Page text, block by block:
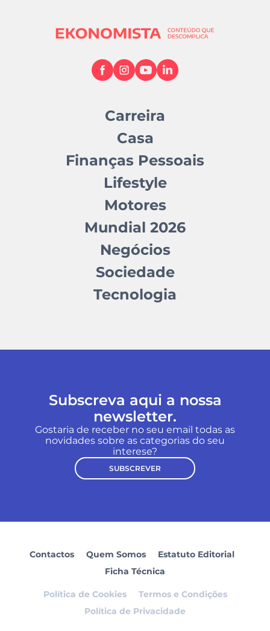
Carreira
Casa
Finanças Pessoais
Lifestyle
Motores
Mundial 2026
Negócios
Sociedade
Tecnologia
Subscreva aqui a nossa
newsletter.
Gostaria de receber no seu email todas as
novidades sobre as categorias do seu
interese?
SUBSCREVER
Contactos Quem Somos
Estatuto Editorial
Ficha Técnica
Política de Cookies
Termos e Condições
Política de Privacidade